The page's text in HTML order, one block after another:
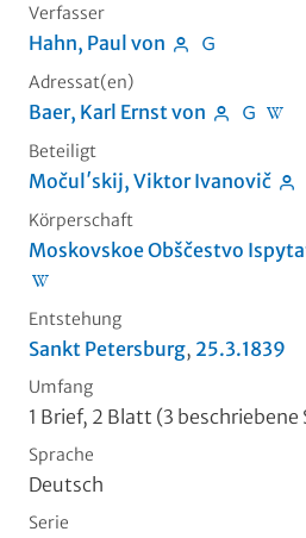
Verfasser
Hahn, Paul von
Adressat(en)
Baer, Karl Ernst von
Beteiligt
Močulʹskij, Viktor Ivanovič
Körperschaft
Moskovskoe Obščestvo
Entstehung
Sankt Petersburg, 25.3.1839
Umfang
1 Brief, 2 Blatt (3 beschriebene
Sprache
Deutsch
Serie